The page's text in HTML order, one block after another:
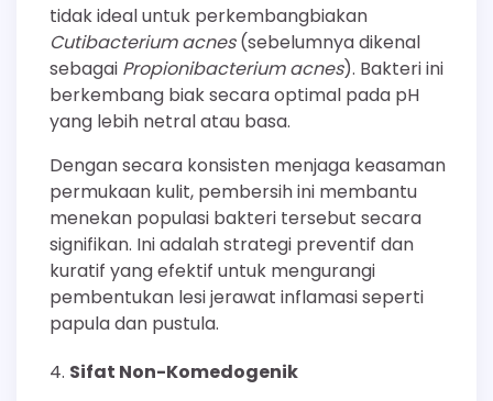
tidak ideal untuk perkembangbiakan
Cutibacterium acnes(sebelumnya dikenal
sebagai Propionibacterium acnes). Bakteri ini
berkembang biak secara optimal pada pH
yang lebih netral atau basa.
Dengan secara konsisten menjaga keasaman
permukaan kulit, pembersih ini membantu
menekan populasi bakteri tersebut secara
signifikan. Ini adalah strategi preventif dan
kuratif yang efektif untuk mengurangi
pembentukan lesi jerawat inflamasi seperti
papula dan pustula.
Sifat Non-Komedogenik